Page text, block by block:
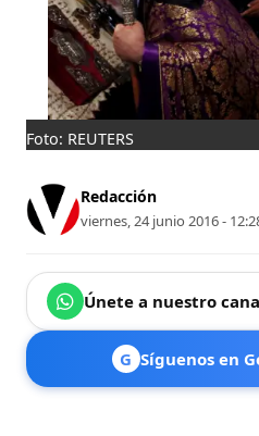
Foto: REUTERS
Redacción
viernes, 24 junio 2016 -
Únete a nuestro
G Síguenos en